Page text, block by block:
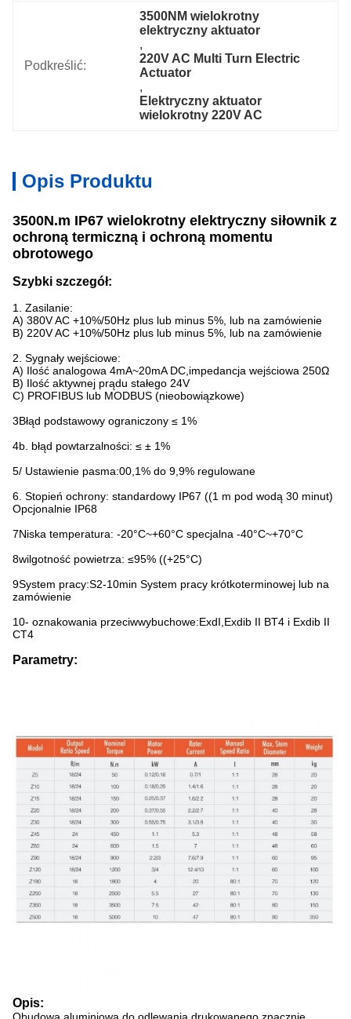
Podkreślić:
3500NM wielokrotny
elektryczny aktuator
,
220V AC Multi Turn Electric
Actuator
,
Elektryczny aktuator
wielokrotny 220V AC
Opis Produktu
3500N.m IP67 wielokrotny elektryczny siłownik z
ochroną termiczną i ochroną momentu
obrotowego
Szybki szczegół:
1. Zasilanie:
A) 380V AC +10%/50Hz plus lub minus 5%, lub na zamówienie
B) 220V AC +10%/50Hz plus lub minus 5%, lub na zamówienie
2. Sygnały wejściowe:
A) Ilość analogowa 4mA~20mA DC,impedancja wejściowa 250Ω
B) Ilość aktywnej prądu stałego 24V
C) PROFIBUS lub MODBUS (nieobowiązkowe)
3Błąd podstawowy ograniczony ≤ 1%
4b. błąd powtarzalności: ≤ ± 1%
5/ Ustawienie pasma:00,1% do 9,9% regulowane
6. Stopień ochrony: standardowy IP67 ((1 m pod wodą 30 minut)
Opcjonalnie IP68
7Niska temperatura: -20°C~+60°C specjalna -40°C~+70°C
8wilgotność powietrza: ≤95% ((+25°C)
9System pracy:S2-10min System pracy krótkoterminowej lub na
zamówienie
10- oznakowania przeciwwybuchowe:ExdI,Exdib II BT4 i Exdib II
CT4
Parametry:
Opis: